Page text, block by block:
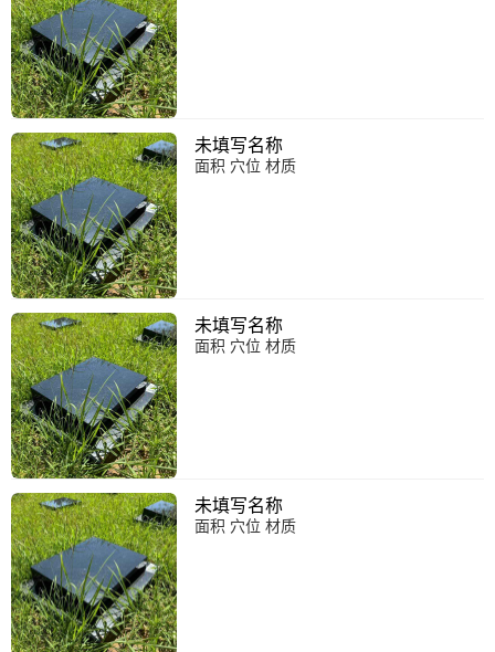
未填写名称
面积 穴位 材质
未填写名称
面积 穴位 材质
未填写名称
面积 穴位 材质